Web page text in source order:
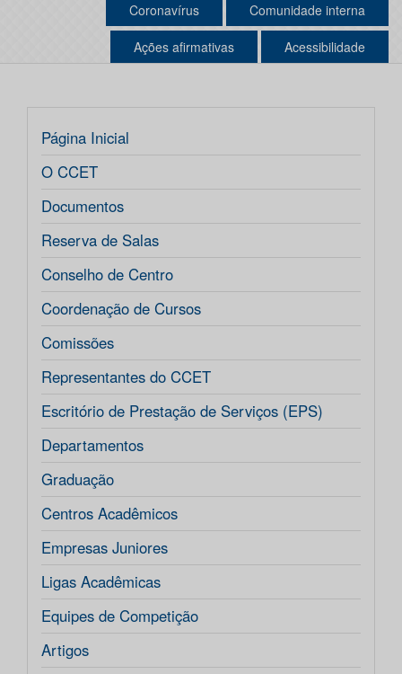
Coronavírus Comunidade interna
Ações afirmativas Acessibilidade
Página Inicial
O CCET
Documentos
Reserva de Salas
Conselho de Centro
Coordenação de Cursos
Comissões
Representantes do CCET
Escritório de Prestação de Serviços (EPS)
Departamentos
Graduação
Centros Acadêmicos
Empresas Juniores
Ligas Acadêmicas
Equipes de Competição
Artigos